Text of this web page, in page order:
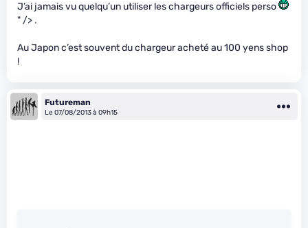
J’ai jamais vu quelqu’un utiliser les chargeurs officiels perso
" /> .
Au Japon c’est souvent du chargeur acheté au 100 yens shop
!
Futureman
Le 07/08/2013 à 09h15